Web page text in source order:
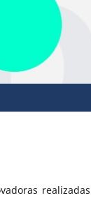
realizadas